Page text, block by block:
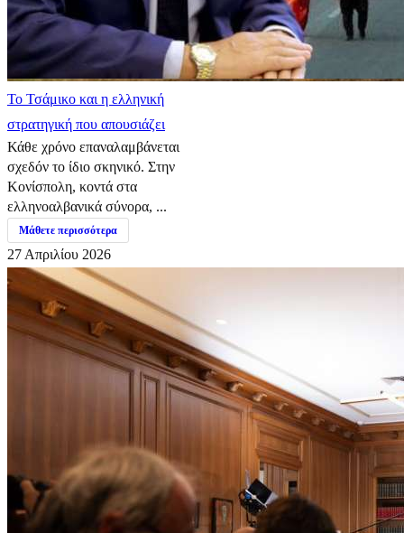
​Το Τσάμικο και η ελληνική
στρατηγική που απουσιάζει
Κάθε χρόνο επαναλαμβάνεται
σχεδόν το ίδιο σκηνικό. Στην
Κονίσπολη, κοντά στα
ελληνοαλβανικά σύνορα, ...
Μάθετε περισσότερα
27 Απριλίου 2026